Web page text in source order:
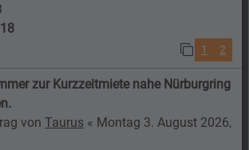
18
1 2
zur Kurzzeitmiete nahe Nürburgring
vonTaurus « Montag 3. August 2026,